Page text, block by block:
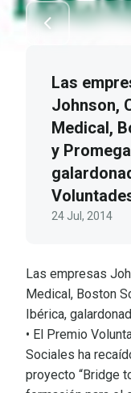
Las
Johnson,
Medical,
y
24 Jul, 2014
Las empresas
Medical, Boston
Ibérica,
• El Premio
Sociales ha
proyecto “Bridge